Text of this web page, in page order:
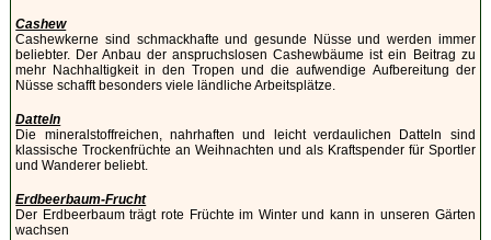
Cashew
Cashewkerne sind schmackhafte und gesunde Nüsse und werden immer
beliebter. Der Anbau der anspruchslosen Cashewbäume ist ein Beitrag zu
mehr Nachhaltigkeit in den Tropen und die aufwendige Aufbereitung der
Nüsse schafft besonders viele ländliche Arbeitsplätze.
Datteln
Die mineralstoffreichen, nahrhaften und leicht verdaulichen Datteln sind
klassische Trockenfrüchte an Weihnachten und als Kraftspender für Sportler
und Wanderer beliebt.
Erdbeerbaum-Frucht
Der Erdbeerbaum trägt rote Früchte im Winter und kann in unseren Gärten
wachsen